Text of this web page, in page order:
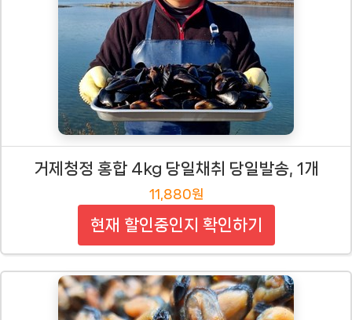
거제청정 홍합 4kg 당일채취 당일발송, 1개
11,880원
현재 할인중인지 확인하기